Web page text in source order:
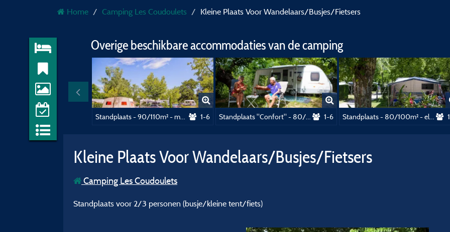
Home Camping Les Coudoulets Kleine Plaats Voor Wandelaars/Busjes/Fietsers
Overige beschikbare accommodaties van de camping
Standplaats - 90/110m² - met water, afvoer van afvalwater en elektriciteit (16A) 1-6 Standplaats "Confort" - 80/90m² - met water, afvoer van afvalwater en elektriciteit (16A) 1-6 Standplaats - 80/100m² - elektriciteit (16A)
Kleine Plaats Voor Wandelaars/Busjes/Fietsers
Camping Les Coudoulets
Standplaats voor 2/3 personen (busje/kleine tent/fiets)